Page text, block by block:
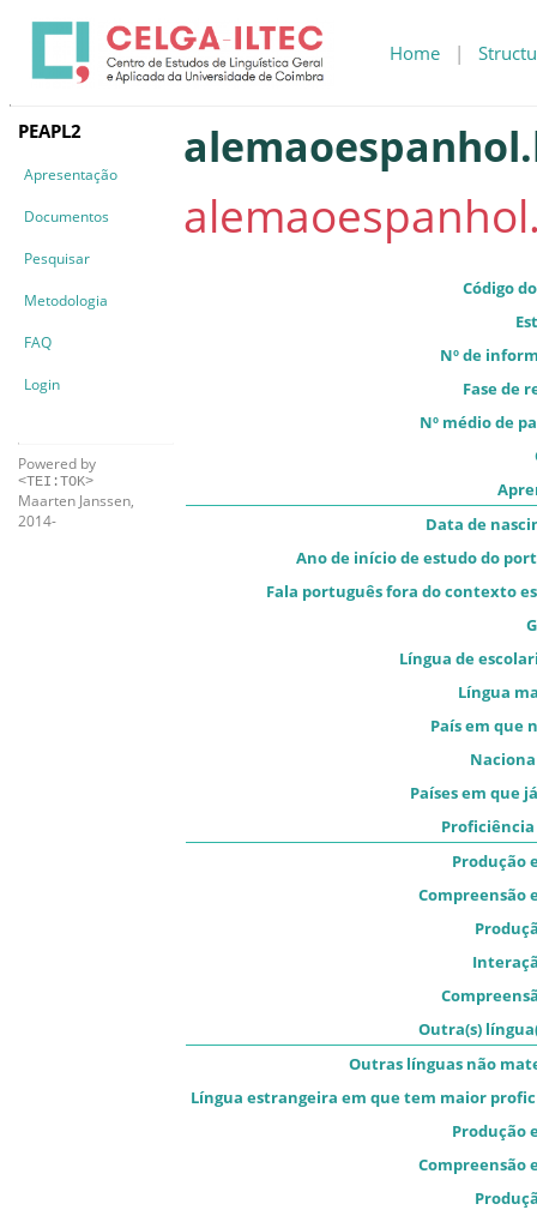
Home |
PEAPL2
Apresentação
Documentos
Pesquisar
Metodologia
FAQ
Login
Powered by
<TEI:TOK>
Maarten Janssen,
2014-
Código
Nº de
Fase de
Nº médio de
Data de
Ano de início de estudo do
Fala português fora do contexto
Língua de
Língua
País em que
Países em que
Produção
Compreensão
Outra(s)
Outras línguas não
Língua estrangeira em que tem maior
Produção
Compreensão